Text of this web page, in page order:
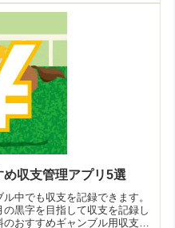
収支管理アプリ5選
中でも収支を記録できます。
黒字を目指して収支を記録し
おすすめギャンブル用収支管